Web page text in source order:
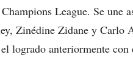
League. Se une
Zinédine Zidane y Carlo
logrado anteriormente